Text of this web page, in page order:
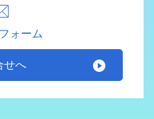
ォーム
せへ